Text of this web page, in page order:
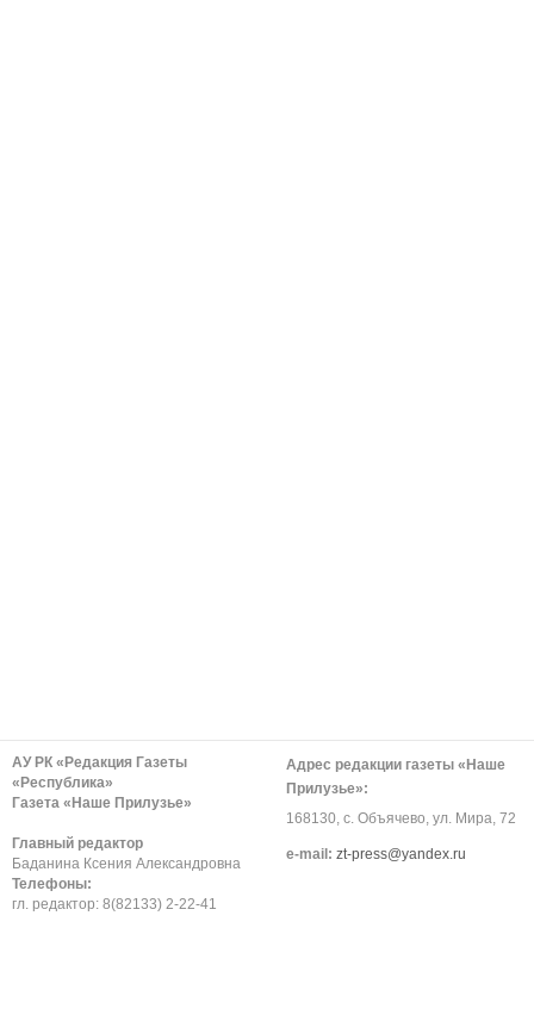
АУ РК «Редакция Газеты
«Республика»
Газета «Наше Прилузье»
Главный редактор
Баданина Ксения Александровна
Телефоны:
гл. редактор: 8(82133) 2-22-41
Адрес редакции газеты «Наше
Прилузье»:
168130, с. Объячево, ул. Мира, 72
е-mail: zt-press@yandex.ru